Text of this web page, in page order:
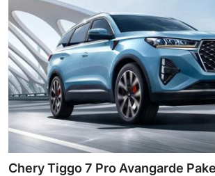
Chery Tiggo 7 Pro Avangarde